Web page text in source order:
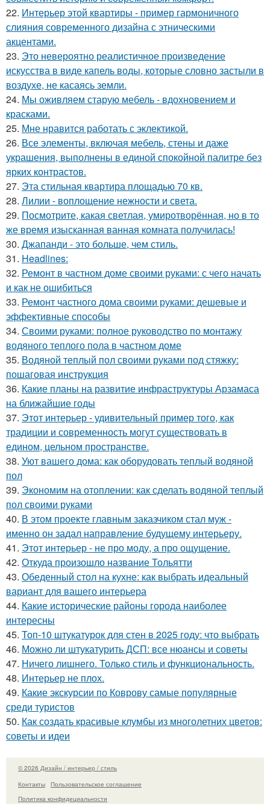
22. Интерьер этой квартиры - пример гармоничного
слияния современного дизайна с этническими
акцентами.
23. Это невероятно реалистичное произведение
искусства в виде капель воды, которые словно застыли в
воздухе, не касаясь земли.
24. Мы оживляем старую мебель - вдохновением и
красками.
25. Мне нравится работать с эклектикой.
26. Все элементы, включая мебель, стены и даже
украшения, выполнены в единой спокойной палитре без
ярких контрастов.
27. Эта стильная квартира площадью 70 кв.
28. Лилии - воплощение нежности и света.
29. Посмотрите, какая светлая, умиротворённая, но в то
же время изысканная ванная комната получилась!
30. Джапанди - это больше, чем стиль.
31. Headlines:
32. Ремонт в частном доме своими руками: с чего начать
и как не ошибиться
33. Ремонт частного дома своими руками: дешевые и
эффективные способы
34. Своими руками: полное руководство по монтажу
водяного теплого пола в частном доме
35. Водяной теплый пол своими руками под стяжку:
пошаговая инструкция
36. Какие планы на развитие инфраструктуры Арзамаса
на ближайшие годы
37. Этот интерьер - удивительный пример того, как
традиции и современность могут существовать в
едином, цельном пространстве.
38. Уют вашего дома: как оборудовать теплый водяной
пол
39. Экономим на отоплении: как сделать водяной теплый
пол своими руками
40. В этом проекте главным заказчиком стал муж -
именно он задал направление будущему интерьеру.
41. Этот интерьер - не про моду, а про ощущение.
42. Откуда произошло название Тольятти
43. Обеденный стол на кухне: как выбрать идеальный
вариант для вашего интерьера
44. Какие исторические районы города наиболее
интересны
45. Топ-10 штукатурок для стен в 2025 году: что выбрать
46. Можно ли штукатурить ДСП: все нюансы и советы
47. Ничего лишнего. Только стиль и функциональность.
48. Интерьер не плох.
49. Какие экскурсии по Коврову самые популярные
среди туристов
50. Как создать красивые клумбы из многолетних цветов:
советы и идеи
© 2026 Дизайн / интерьер / стиль
Контакты
Пользовательское соглашение
Политика конфидециальности